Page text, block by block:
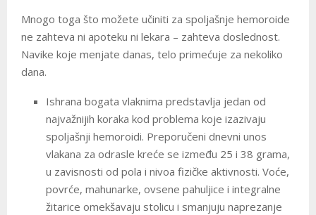
Mnogo toga što možete učiniti za spoljašnje hemoroide
ne zahteva ni apoteku ni lekara – zahteva doslednost.
Navike koje menjate danas, telo primećuje za nekoliko
dana.
Ishrana bogata vlaknima predstavlja jedan od
najvažnijih koraka kod problema koje izazivaju
spoljašnji hemoroidi. Preporučeni dnevni unos
vlakana za odrasle kreće se između 25 i 38 grama,
u zavisnosti od pola i nivoa fizičke aktivnosti. Voće,
povrće, mahunarke, ovsene pahuljice i integralne
žitarice omekšavaju stolicu i smanjuju naprezanje